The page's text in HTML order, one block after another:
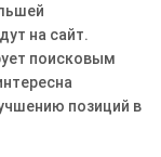
на сайт․
поисковым
позиций в